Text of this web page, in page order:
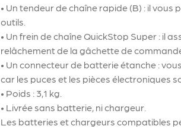
• Un tendeur de chaîne rapide (B) : il
outils.
• Un frein de chaîne QuickStop Super : il
relâchement de la gâchette de
• Un connecteur de batterie étanche :
car les puces et les pièces électroniques
• Poids : 3,1 kg.
• Livrée sans batterie, ni chargeur.
Les batteries et chargeurs compatibles